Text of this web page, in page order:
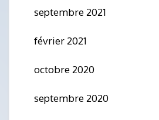
septembre 2021
février 2021
octobre 2020
septembre 2020